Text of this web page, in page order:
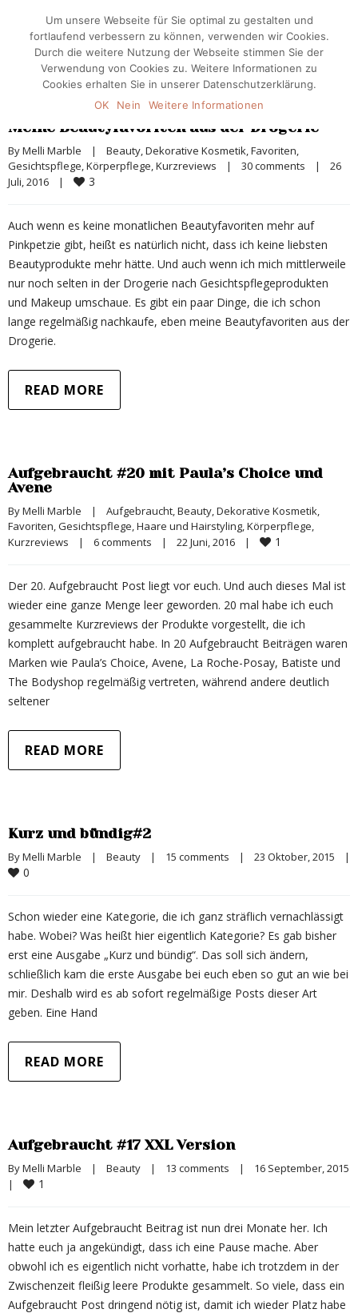
Meine Beautyfavoriten aus der Drogerie
By Melli Marble | Beauty, Dekorative Kosmetik, Favoriten
Gesichtspflege, Körperpflege, Kurzreviews | 30 comments |
26
Juli, 2016
| 3
Auch wenn es keine monatlichen Beautyfavoriten mehr auf
Pinkpetzie gibt, heißt es natürlich nicht, dass ich keine liebsten
Beautyprodukte mehr hätte. Und auch wenn ich mich mittlerweile
nur noch selten in der Drogerie nach Gesichtspflegeprodukten
und Makeup umschaue. Es gibt ein paar Dinge, die ich schon
lange regelmäßig nachkaufe, eben meine Beautyfavoriten aus der
Drogerie.
READ MORE
Aufgebraucht #20 mit Paula’s Choice und
Avene
By Melli Marble | Aufgebraucht, Beauty, Dekorative Kosmetik
Favoriten, Gesichtspflege, Haare und Hairstyling, Körperpflege
Kurzreviews
| 6 comments | 22 Juni, 2016 | 1
Der 20. Aufgebraucht Post liegt vor euch. Und auch dieses Mal ist
wieder eine ganze Menge leer geworden. 20 mal habe ich euch
gesammelte Kurzreviews der Produkte vorgestellt, die ich
komplett aufgebraucht habe. In 20 Aufgebraucht Beiträgen waren
Marken wie Paula’s Choice, Avene, La Roche-Posay, Batiste und
The Bodyshop regelmäßig vertreten, während andere deutlich
seltener
READ MORE
Kurz und bündig#2
By Melli Marble | Beauty | 15 comments | 23 Oktober, 2015 |
0
Schon wieder eine Kategorie, die ich ganz sträflich vernachlässigt
habe. Wobei? Was heißt hier eigentlich Kategorie? Es gab bisher
erst eine Ausgabe „Kurz und bündig“. Das soll sich ändern,
schließlich kam die erste Ausgabe bei euch eben so gut an wie bei
mir. Deshalb wird es ab sofort regelmäßige Posts dieser Art
geben. Eine Hand
READ MORE
Aufgebraucht #17 XXL Version
By Melli Marble | Beauty | 13 comments |
|
1
Mein letzter Aufgebraucht Beitrag ist nun drei Monate her. Ich
hatte euch ja angekündigt, dass ich eine Pause mache. Aber
obwohl ich es eigentlich nicht vorhatte, habe ich trotzdem in der
Zwischenzeit fleißig leere Produkte gesammelt. So viele, dass ein
Aufgebraucht Post dringend nötig ist, damit ich wieder Platz habe
Um unsere Webseite für Sie optimal zu gestalten und
fortlaufend verbessern zu können, verwenden wir Cookies.
Durch die weitere Nutzung der Webseite stimmen Sie der
Verwendung von Cookies zu. Weitere Informationen zu
Cookies erhalten Sie in unserer Datenschutzerklärung.
OK
Nein Weitere Informationen